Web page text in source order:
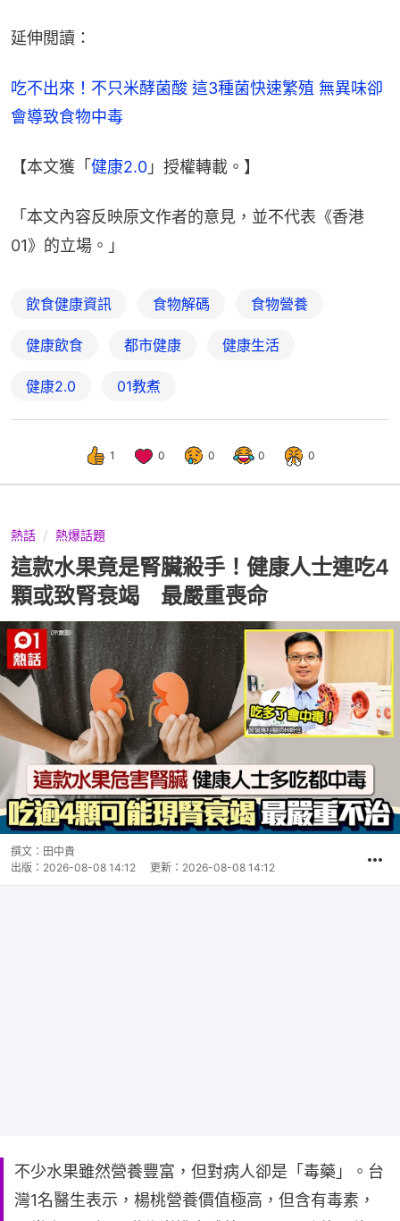
延伸閲讀：
吃不出來！不只米酵菌酸 這3種菌快速繁殖 無異味卻
會導致食物中毒
【本文獲「健康2.0 」授權轉載。】
「本文內容反映原文作者的意見，並不代表《香港
01》的立場。」
飲食健康資訊 食物解碼 食物營養
健康飲食 都市健康 健康生活
健康2.0 01教煮
1 0 0 0 0
熱話 熱爆話題
這款水果竟是腎臟殺手！健康人士連吃4
顆或致腎衰竭 最嚴重喪命
撰文： 田中貴
出版： 2026-08-08 14:12 更新： 2026-08-08 14:12
不少水果雖然營養豐富，但對病人卻是「毒藥」。台
灣1名醫生表示，楊桃營養價值極高，但含有毒素，